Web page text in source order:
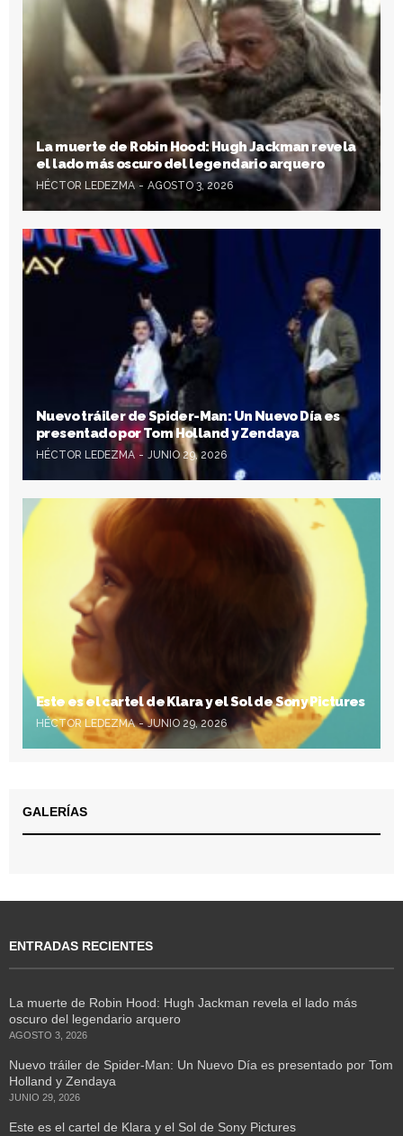
La muerte de Robin Hood: Hugh Jackman revela
el lado más oscuro del legendario arquero
HÉCTOR LEDEZMA AGOSTO 3, 2026
Nuevo tráiler de Spider-Man: Un Nuevo Día es
presentado por Tom Holland y Zendaya
HÉCTOR LEDEZMA JUNIO 29, 2026
Este es el cartel de Klara y el Sol de Sony Pictures
HÉCTOR LEDEZMA JUNIO 29, 2026
GALERÍAS
ENTRADAS RECIENTES
La muerte de Robin Hood: Hugh Jackman revela el lado más
oscuro del legendario arquero
AGOSTO 3, 2026
Nuevo tráiler de Spider-Man: Un Nuevo Día es presentado por Tom
Holland y Zendaya
JUNIO 29, 2026
Este es el cartel de Klara y el Sol de Sony Pictures